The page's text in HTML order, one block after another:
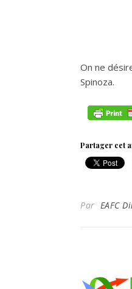
On ne
Spinoza.
Partager cet
Par EAFC